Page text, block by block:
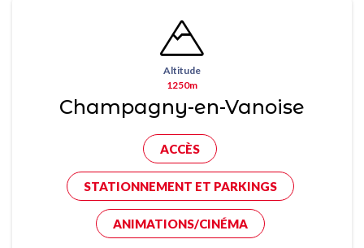
Altitude
1250m
Champagny-en-Vanoise
ACCÈS
STATIONNEMENT ET PARKINGS
ANIMATIONS/CINÉMA